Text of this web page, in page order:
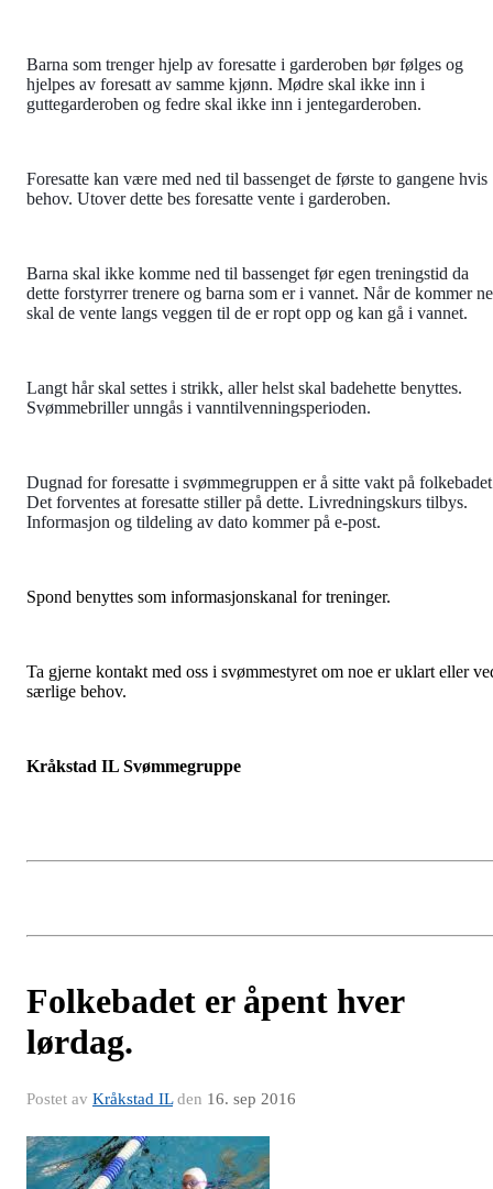
Barna som trenger hjelp av foresatte i garderoben bør følges og
hjelpes av foresatt av samme kjønn. Mødre skal ikke inn i
guttegarderoben og fedre skal ikke inn i jentegarderoben.
Foresatte kan være med ned til bassenget de første to gangene hvis
behov. Utover dette bes foresatte vente i garderoben.
Barna skal ikke komme ned til bassenget før egen treningstid da
dette forstyrrer trenere og barna som er i vannet. Når de kommer
skal de vente langs veggen til de er ropt opp og kan gå i vannet.
Langt hår skal settes i strikk, aller helst skal badehette benyttes.
Svømmebriller unngås i vanntilvenningsperioden.
Dugnad for foresatte i svømmegruppen er å sitte vakt på
Det forventes at foresatte stiller på dette. Livredningskurs tilbys.
Informasjon og tildeling av dato kommer på e-post.
Spond benyttes som informasjonskanal for treninger.
Ta gjerne kontakt med oss i svømmestyret om noe er uklart eller
særlige behov.
Kråkstad IL Svømmegruppe
Folkebadet er åpent hver
lørdag.
Postet av Kråkstad ILden 16. sep 2016